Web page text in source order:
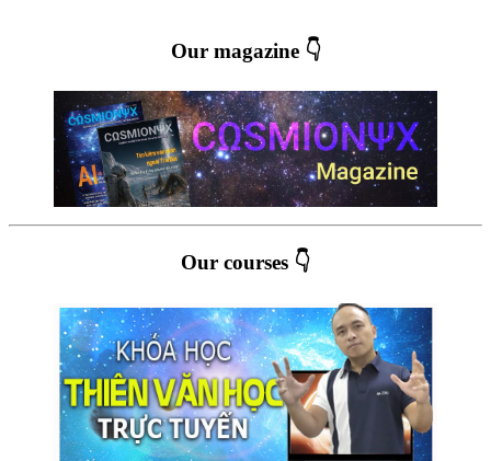
Our magazine 👇
Our courses 👇